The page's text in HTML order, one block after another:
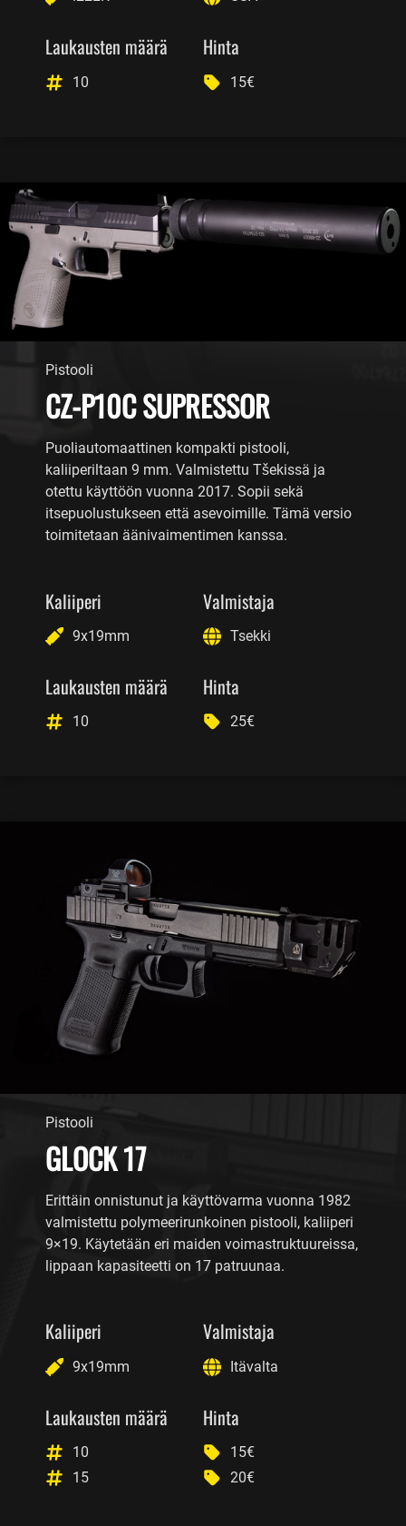
Laukausten määrä
10
Hinta
15€
Pistooli
CZ-P10C SUPRESSOR
Puoliautomaattinen kompakti pistooli,
kaliiperiltaan 9 mm. Valmistettu Tšekissä ja
otettu käyttöön vuonna 2017. Sopii sekä
itsepuolustukseen että asevoimille. Tämä versio
toimitetaan äänivaimentimen kanssa.
Kaliiperi
9x19mm
Valmistaja
Tsekki
Laukausten määrä
10
Hinta
25€
Pistooli
GLOCK 17
Erittäin onnistunut ja käyttövarma vuonna 1982
valmistettu polymeerirunkoinen pistooli, kaliiperi
9×19. Käytetään eri maiden voimastruktuureissa,
lippaan kapasiteetti on 17 patruunaa.
Kaliiperi
9x19mm
Valmistaja
Itävalta
Laukausten määrä
10
15
Hinta
15€
20€